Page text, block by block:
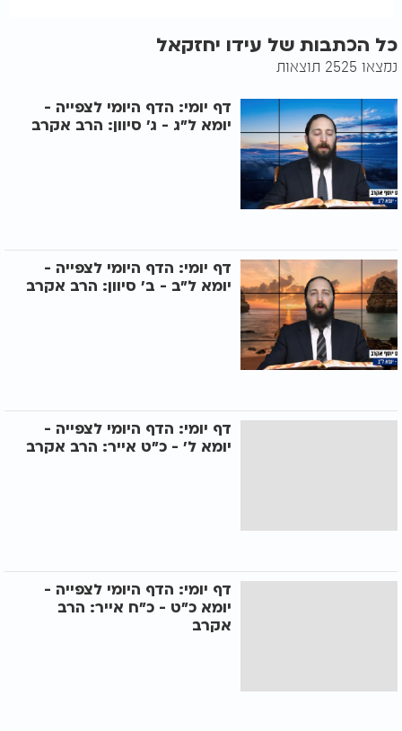
כל הכתבות של עידו יחזקאל
נמצאו 2525 תוצאות
דף יומי: הדף היומי לצפייה -
יומא ל"ג - ג’ סיוון: הרב אקרב
דף יומי: הדף היומי לצפייה -
יומא ל"ב - ב' סיוון: הרב אקרב
דף יומי: הדף היומי לצפייה -
יומא ל' - כ"ט אייר: הרב אקרב
דף יומי: הדף היומי לצפייה -
יומא כ"ט - כ"ח אייר: הרב
אקרב